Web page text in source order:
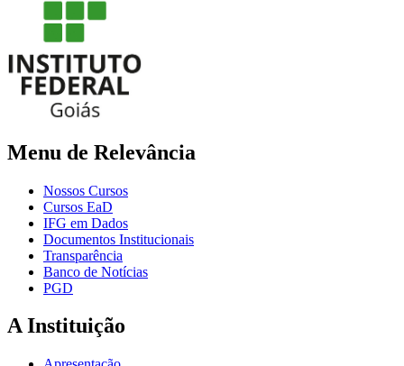
Menu de Relevância
Nossos Cursos
Cursos EaD
IFG em Dados
Documentos Institucionais
Transparência
Banco de Notícias
PGD
A Instituição